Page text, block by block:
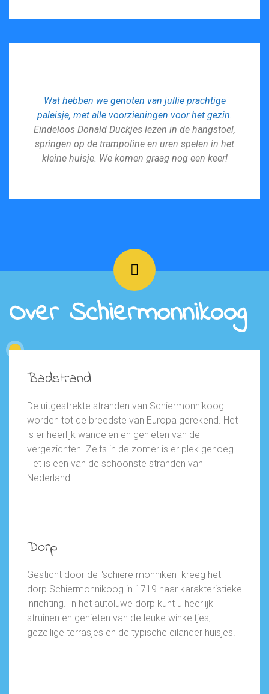
Wat hebben we genoten van jullie prachtige
paleisje, met alle voorzieningen voor het gezin.
Eindeloos Donald Duckjes lezen in de hangstoel,
springen op de trampoline en uren spelen in het
kleine huisje. We komen graag nog een keer!
Over Schiermonnikoog
Badstrand
De uitgestrekte stranden van Schiermonnikoog
worden tot de breedste van Europa gerekend. Het
is er heerlijk wandelen en genieten van de
vergezichten. Zelfs in de zomer is er plek genoeg.
Het is een van de schoonste stranden van
Nederland.
Dorp
Gesticht door de "schiere monniken" kreeg het
dorp Schiermonnikoog in 1719 haar karakteristieke
inrichting. In het autoluwe dorp kunt u heerlijk
struinen en genieten van de leuke winkeltjes,
gezellige terrasjes en de typische eilander huisjes.